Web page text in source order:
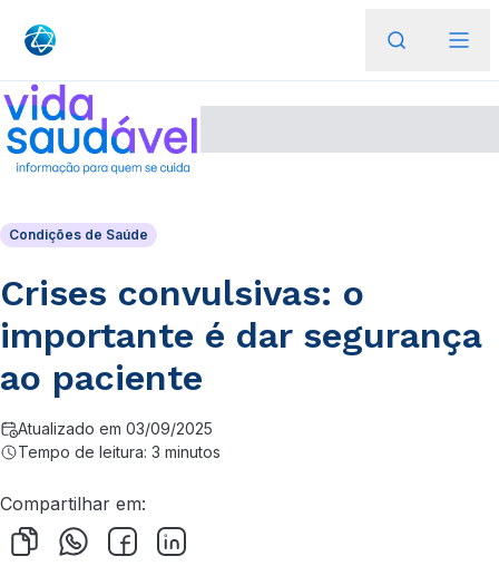
Condições de Saúde
Crises convulsivas: o
importante é dar segurança
ao paciente
Atualizado em 03/09/2025
Tempo de leitura: 3 minutos
Compartilhar em: